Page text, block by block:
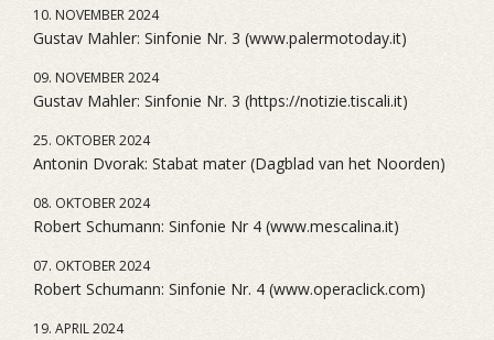
10. NOVEMBER 2024
Gustav Mahler: Sinfonie Nr. 3 (www.palermotoday.it)
09. NOVEMBER 2024
Gustav Mahler: Sinfonie Nr. 3 (https://notizie.tiscali.it)
25. OKTOBER 2024
Antonin Dvorak: Stabat mater (Dagblad van het Noorden)
08. OKTOBER 2024
Robert Schumann: Sinfonie Nr 4 (www.mescalina.it)
07. OKTOBER 2024
Robert Schumann: Sinfonie Nr. 4 (www.operaclick.com)
19. APRIL 2024